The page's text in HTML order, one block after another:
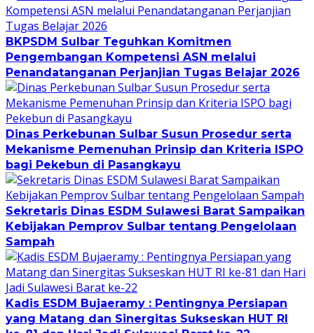
BKPSDM Sulbar Teguhkan Komitmen
Pengembangan Kompetensi ASN melalui
Penandatanganan Perjanjian Tugas Belajar 2026
Dinas Perkebunan Sulbar Susun Prosedur serta
Mekanisme Pemenuhan Prinsip dan Kriteria ISPO
bagi Pekebun di Pasangkayu
Sekretaris Dinas ESDM Sulawesi Barat Sampaikan
Kebijakan Pemprov Sulbar tentang Pengelolaan
Sampah
Kadis ESDM Bujaeramy : Pentingnya Persiapan
yang Matang dan Sinergitas Sukseskan HUT RI